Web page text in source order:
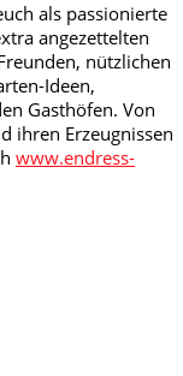
als passionierte
angezettelten
nützlichen
Ideen,
Gasthöfen. Von
ihren Erzeugnissen
www.endress-